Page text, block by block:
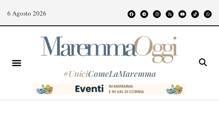
6 Agosto 2026
#UniciComeLaMaremma